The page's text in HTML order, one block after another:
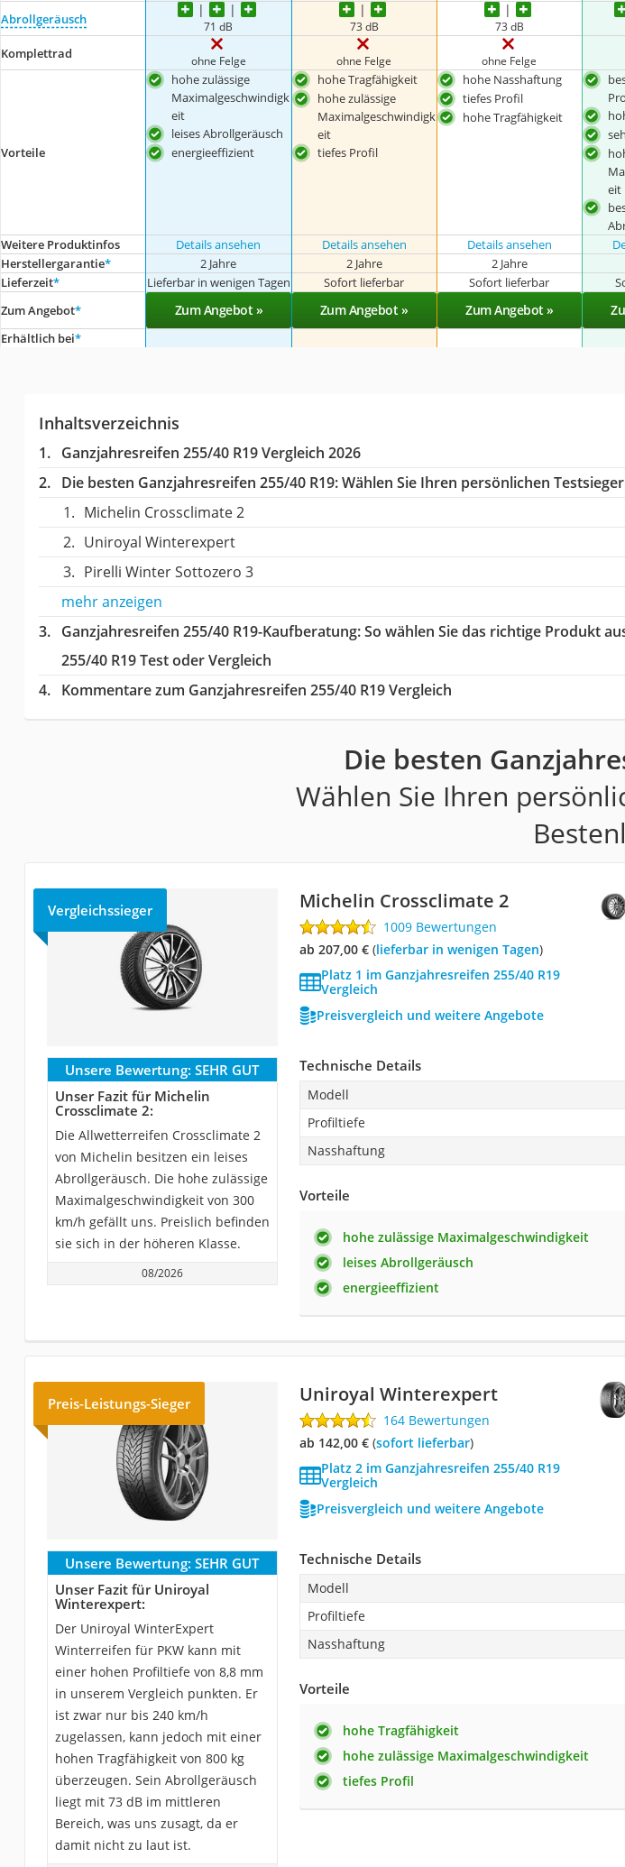
Abrollgeräusch 71 dB 73 dB 73 dB
Komplettrad ohne Felge ohne Felge ohne Felge
Vorteile
hohe zulässige
Maximalgeschwindigk
eit
leises Abrollgeräusch
energieeffizient
hohe Tragfähigkeit
hohe zulässige
Maximalgeschwindigk
eit
tiefes Profil
hohe Nasshaftung
tiefes Profil
hohe Tragfähigkeit
eit
Weitere Produktinfos Details ansehen Details ansehen Details ansehen
Herstellergarantie* 2 Jahre 2 Jahre 2 Jahre
Lieferzeit* Lieferbar in wenigen Tagen Sofort lieferbar Sofort lieferbar
Zum Angebot* Zum Angebot » Zum Angebot » Zum Angebot »
Erhältlich bei*
Inhaltsverzeichnis
Ganzjahresreifen 255/40 R19 Vergleich 2026
Die besten Ganzjahresreifen 255/40 R19:Wählen Sie Ihren persönlichen
Michelin Crossclimate 2
Uniroyal Winterexpert
Pirelli Winter Sottozero 3
mehr anzeigen
Ganzjahresreifen 255/40 R19-Kaufberatung: So wählen Sie das richtige Produkt
255/40 R19 Test oder Vergleich
Kommentare zum Ganzjahresreifen 255/40 R19 Vergleich
Die besten
Wählen Sie Ihren
Vergleichssieger Michelin Crossclimate 2
1009 Bewertungen
ab 207,00 €( Lieferbar in wenigen Tagen)
Platz 1 im Ganzjahresreifen 255/40 R19
Vergleich
Preisvergleich und weitere Angebote
Unsere Bewertung: SEHR GUT
Unser Fazit für Michelin
Crossclimate 2:
Die Allwetterreifen Crossclimate 2
von Michelin besitzen ein leises
Abrollgeräusch. Die hohe zulässige
Maximalgeschwindigkeit von 300
km/h gefällt uns. Preislich befinden
sie sich in der höheren Klasse.
08/2026
Technische Details
Modell
Profiltiefe
Nasshaftung
Vorteile
hohe zulässige Maximalgeschwindigkeit
leises Abrollgeräusch
energieeffizient
Preis-Leistungs-Sieger Uniroyal Winterexpert
164 Bewertungen
ab 142,00 €( Sofort lieferbar)
Platz 2 im Ganzjahresreifen 255/40 R19
Vergleich
Preisvergleich und weitere Angebote
Unsere Bewertung: SEHR GUT
Unser Fazit für Uniroyal
Winterexpert:
Der Uniroyal WinterExpert
Winterreifen für PKW kann mit
einer hohen Profiltiefe von 8,8 mm
in unserem Vergleich punkten. Er
ist zwar nur bis 240 km/h
zugelassen, kann jedoch mit einer
hohen Tragfähigkeit von 800 kg
überzeugen. Sein Abrollgeräusch
liegt mit 73 dB im mittleren
Bereich, was uns zusagt, da er
damit nicht zu laut ist.
Technische Details
Modell
Profiltiefe
Nasshaftung
Vorteile
hohe Tragfähigkeit
hohe zulässige Maximalgeschwindigkeit
tiefes Profil